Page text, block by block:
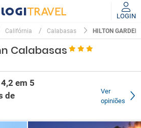
LOGIN
Califórnia Calabasas HILTON
Calabasas
Ver
opiniões